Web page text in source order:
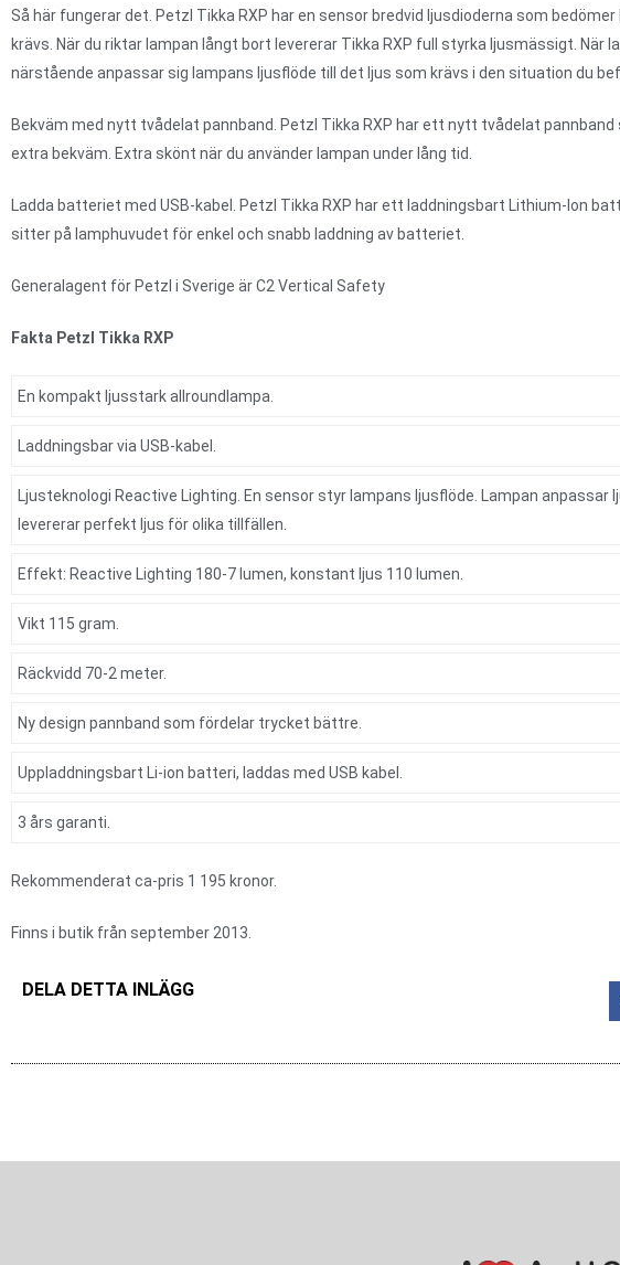
Så här fungerar det. Petzl Tikka RXP har en sensor bredvid ljusdioderna som
krävs. När du riktar lampan långt bort levererar Tikka RXP full styrka ljusmässigt. När
närstående anpassar sig lampans ljusflöde till det ljus som krävs i den situation du
Bekväm med nytt tvådelat pannband. Petzl Tikka RXP har ett nytt tvådelat
extra bekväm. Extra skönt när du använder lampan under lång tid.
Ladda batteriet med USB-kabel. Petzl Tikka RXP har ett laddningsbart Lithium-Ion
sitter på lamphuvudet för enkel och snabb laddning av batteriet.
Generalagent för Petzl i Sverige är C2 Vertical Safety
Fakta Petzl Tikka RXP
En kompakt ljusstark allroundlampa.
Laddningsbar via USB-kabel.
Ljusteknologi Reactive Lighting. En sensor styr lampans ljusflöde. Lampan
levererar perfekt ljus för olika tillfällen.
Effekt: Reactive Lighting 180-7 lumen, konstant ljus 110 lumen.
Vikt 115 gram.
Räckvidd 70-2 meter.
Ny design pannband som fördelar trycket bättre.
Uppladdningsbart Li-ion batteri, laddas med USB kabel.
3 års garanti.
Rekommenderat ca-pris 1 195 kronor.
Finns i butik från september 2013.
DELA DETTA INLÄGG